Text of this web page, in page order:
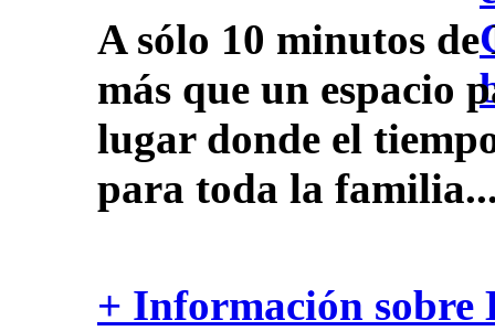
A sólo 10 minutos
más que un espacio
lugar donde el
para toda la
+ Información sobre